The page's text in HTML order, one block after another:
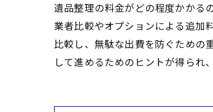
遺品整理の料金がどの程度かかる
業者比較やオプションによる追加
比較し、無駄な出費を防ぐための
して進めるためのヒントが得られ